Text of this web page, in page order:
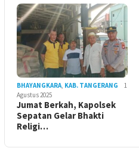
BHAYANGKARA, KAB. TANGERANG
1
Agustus 2025
Jumat Berkah, Kapolsek
Sepatan Gelar Bhakti
Religi…